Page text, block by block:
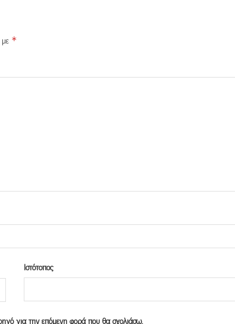
*
Ιστότοπος
για την επόμενη φορά που θα σχολιάσω.